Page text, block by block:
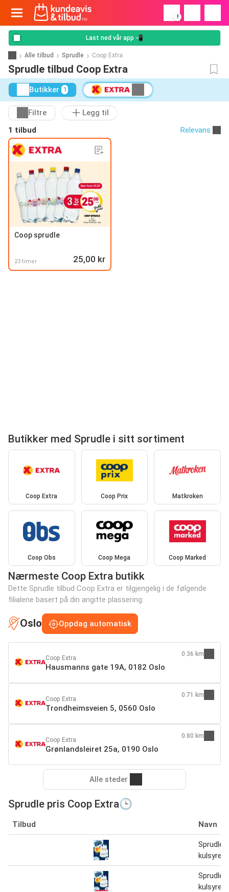
!
Last ned vår app 📲
Alle tilbud Sprudle Coop Extra
Sprudle tilbud Coop Extra
Butikker 1
Filtre
Legg til
1 tilbud
Relevans
Coop sprudle
23 timer 25,00 kr
Butikker med Sprudle i sitt sortiment
Coop Extra Coop Prix Matkroken
Coop Obs Coop Mega Coop Marked
Nærmeste Coop Extra butikk
Dette Sprudle tilbud Coop Extra er tilgjengelig i de følgende
filialene basert på din angitte plassering:
Oslo Oppdag automatisk
Coop Extra
Hausmanns gate 19A, 0182 Oslo
0.36 km
Coop Extra
Trondheimsveien 5, 0560 Oslo
0.71 km
Coop Extra
Grønlandsleiret 25a, 0190 Oslo
0.80 km
Alle steder
Sprudle pris Coop Extra🕒
Tilbud Navn
Sprudle
kulsyre
Sprudle
kulsyre